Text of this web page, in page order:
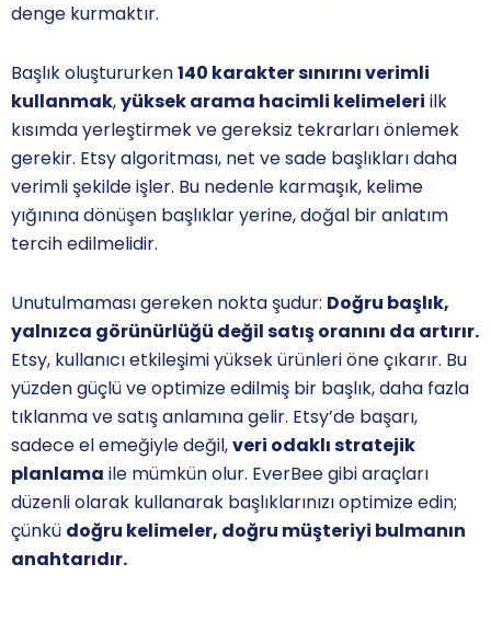
denge kurmaktır.
Başlık oluştururken140 karakter sınırını verimli
kullanmak,yüksek arama hacimli kelimeleri ilk
kısımda yerleştirmek ve gereksiz tekrarları önlemek
gerekir. Etsy algoritması, net ve sade başlıkları daha
verimli şekilde işler. Bu nedenle karmaşık, kelime
yığınına dönüşen başlıklar yerine, doğal bir anlatım
tercih edilmelidir.
Unutulmaması gereken nokta şudur: Doğru başlık,
yalnızca görünürlüğü değil satış oranını da artırır.
Etsy, kullanıcı etkileşimi yüksek ürünleri öne çıkarır. Bu
yüzden güçlü ve optimize edilmiş bir başlık, daha fazla
tıklanma ve satış anlamına gelir. Etsy’de başarı,
sadece el emeğiyle değil,veri odaklı stratejik
planlama ile mümkün olur. EverBee gibi araçları
düzenli olarak kullanarak başlıklarınızı optimize edin;
çünkü doğru kelimeler, doğru müşteriyi bulmanın
anahtarıdır.